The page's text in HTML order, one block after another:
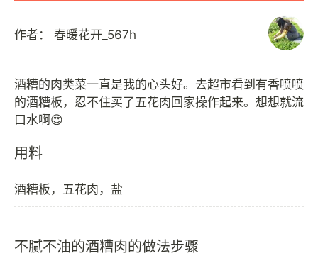
作者： 春暖花开_567h
酒糟的肉类菜一直是我的心头好。去超市看到有香喷喷
的酒糟板，忍不住买了五花肉回家操作起来。想想就流
用料
酒糟板，五花肉，盐
不腻不油的酒糟肉的做法步骤